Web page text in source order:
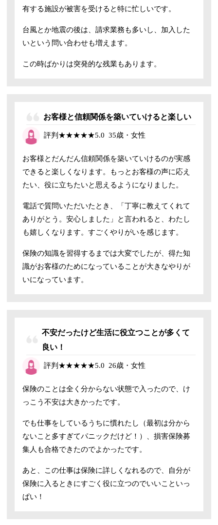
有する施設が被害を受けると特に忙しいです。
台風とか地震の後は、請求業務も多いし、加入した
いという問い合わせも増えます。
この時ばかりは突発的な残業もあります。
お客様と信頼関係を築いていけると楽しい
評判 ★★★★★5.0 35歳・女性
お客様とだんだん信頼関係を築いていけるのが実感
できると楽しくなります。もっとお客様の声に応え
たい、役に立ちたいと思えるようになりました。
電話で質問いただいたとき、「丁寧に教えてくれて
ありがとう。安心しました」と言われると、わたし
も嬉しくなります。すごくやりがいを感じます。
保険の知識を習得するまでは大変でしたが、得た知
識がお客様のためになっていることが大きなやりが
いになっています。
不安だったけど生活に役立つことが多くて
良い！
評判 ★★★★★5.0 26歳・女性
保険のことは全く分からない状態で入ったので、け
っこう不安は大きかったです。
でも仕事をしているうちに慣れたし（最初は分から
ないこと多すぎてパニックだけど！）、損害保険募
集人も合格できたのでよかったです。
あと、この仕事は保険に詳しくなれるので、自分が
保険に入るときにすごく役に立つのでいいこといっ
ぱい！